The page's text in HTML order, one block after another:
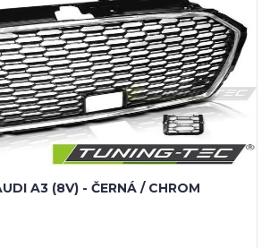
A3 (8V) - ČERNÁ / CHROM